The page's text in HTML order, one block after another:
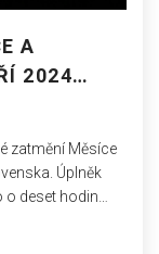
A
2024
zatmění Měsíce
Úplněk
o deset hodin
Saturn. Další